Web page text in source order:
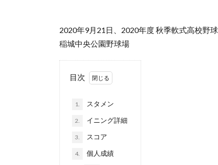
2020年9月21日、2020年度 秋季軟式高校野
稲城中央公園野球場
目次
1. スタメン
2. イニング詳細
3. スコア
4. 個人成績